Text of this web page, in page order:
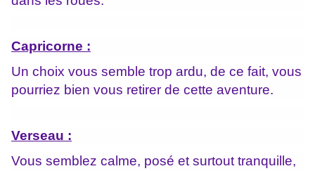
Capricorne :
Un choix vous semble trop ardu, de ce fait, vous
pourriez bien vous retirer de cette aventure.
Verseau :
Vous semblez calme, posé et surtout tranquille,